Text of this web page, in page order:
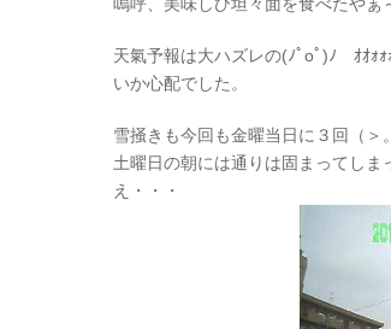
天氣予報は大ハズレの(ﾉﾟοﾟ)ﾉ ｵｵｫ
いか心配でした。
雪掻きも今回も金曜当日に３回（＞
土曜日の朝には通りは固まってし
え・・・